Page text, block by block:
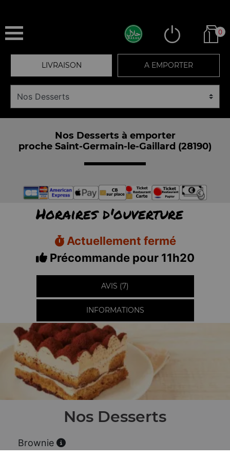
0
LIVRAISON A EMPORTER
Nos Desserts à emporter
proche Saint-Germain-le-Gaillard (28190)
Horaires d'ouverture
Actuellement fermé
Précommande pour 11h20
AVIS (7)
INFORMATIONS
Nos Desserts
Brownie